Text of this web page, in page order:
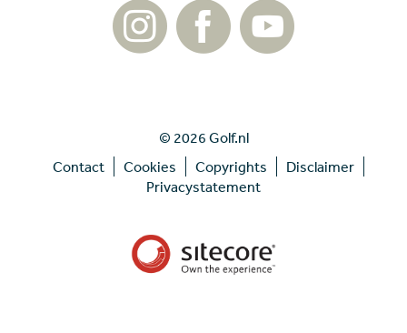
© 2026 Golf.nl
Contact
Cookies Copyrights
Disclaimer
Privacystatement